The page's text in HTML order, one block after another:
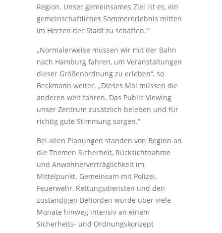
Region. Unser gemeinsames Ziel ist es, ein
gemeinschaftliches Sommererlebnis mitten
im Herzen der Stadt zu schaffen.“
„Normalerweise müssen wir mit der Bahn
nach Hamburg fahren, um Veranstaltungen
dieser Größenordnung zu erleben“, so
Beckmann weiter. „Dieses Mal müssen die
anderen weit fahren. Das Public Viewing
unser Zentrum zusätzlich beleben und für
richtig gute Stimmung sorgen.“
Bei allen Planungen standen von Beginn an
die Themen Sicherheit, Rücksichtnahme
und Anwohnerverträglichkeit im
Mittelpunkt. Gemeinsam mit Polizei,
Feuerwehr, Rettungsdiensten und den
zuständigen Behörden wurde über viele
Monate hinweg intensiv an einem
Sicherheits- und Ordnungskonzept